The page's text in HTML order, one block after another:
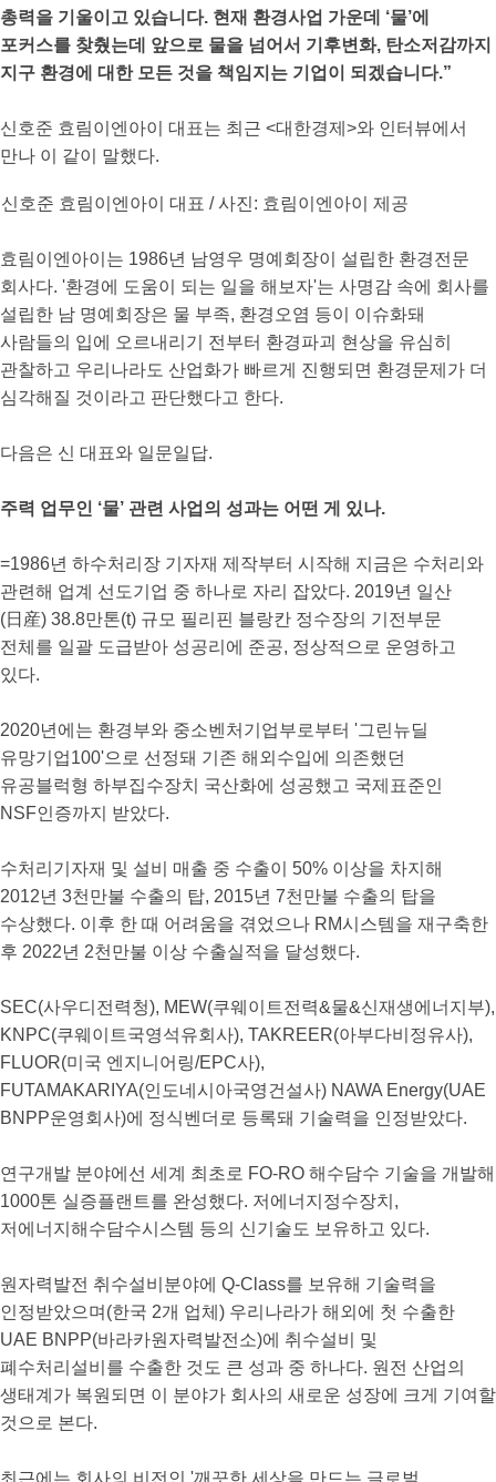
총력을 기울이고 있습니다. 현재 환경사업 가운데 ‘물’에
포커스를 찾췄는데 앞으로 물을 넘어서 기후변화, 탄소저감까지
지구 환경에 대한 모든 것을 책임지는 기업이 되겠습니다.”
신호준 효림이엔아이 대표는 최근 <대한경제>와 인터뷰에서
만나 이 같이 말했다.
신호준 효림이엔아이 대표 / 사진: 효림이엔아이 제공
효림이엔아이는 1986년 남영우 명예회장이 설립한 환경전문
회사다. '환경에 도움이 되는 일을 해보자'는 사명감 속에 회사를
설립한 남 명예회장은 물 부족, 환경오염 등이 이슈화돼
사람들의 입에 오르내리기 전부터 환경파괴 현상을 유심히
관찰하고 우리나라도 산업화가 빠르게 진행되면 환경문제가 더
심각해질 것이라고 판단했다고 한다.
다음은 신 대표와 일문일답.
주력 업무인 ‘물’ 관련 사업의 성과는 어떤 게 있나.
=1986년 하수처리장 기자재 제작부터 시작해 지금은 수처리와
관련해 업계 선도기업 중 하나로 자리 잡았다. 2019년 일산
(日産) 38.8만톤(t) 규모 필리핀 블랑칸 정수장의 기전부문
전체를 일괄 도급받아 성공리에 준공, 정상적으로 운영하고
있다.
2020년에는 환경부와 중소벤처기업부로부터 '그린뉴딜
유망기업100'으로 선정돼 기존 해외수입에 의존했던
유공블럭형 하부집수장치 국산화에 성공했고 국제표준인
NSF인증까지 받았다.
수처리기자재 및 설비 매출 중 수출이 50% 이상을 차지해
2012년 3천만불 수출의 탑, 2015년 7천만불 수출의 탑을
수상했다. 이후 한 때 어려움을 겪었으나 RM시스템을 재구축한
후 2022년 2천만불 이상 수출실적을 달성했다.
SEC(사우디전력청), MEW(쿠웨이트전력&물&신재생에너지부),
KNPC(쿠웨이트국영석유회사), TAKREER(아부다비정유사),
FLUOR(미국 엔지니어링/EPC사),
FUTAMAKARIYA(인도네시아국영건설사) NAWA Energy(UAE
BNPP운영회사)에 정식벤더로 등록돼 기술력을 인정받았다.
연구개발 분야에선 세계 최초로 FO-RO 해수담수 기술을 개발해
1000톤 실증플랜트를 완성했다. 저에너지정수장치,
저에너지해수담수시스템 등의 신기술도 보유하고 있다.
원자력발전 취수설비분야에 Q-Class를 보유해 기술력을
인정받았으며(한국 2개 업체) 우리나라가 해외에 첫 수출한
UAE BNPP(바라카원자력발전소)에 취수설비 및
폐수처리설비를 수출한 것도 큰 성과 중 하나다. 원전 산업의
생태계가 복원되면 이 분야가 회사의 새로운 성장에 크게 기여할
것으로 본다.
최근에는 회사의 비전인 '깨끗한 세상을 만드는 글로벌